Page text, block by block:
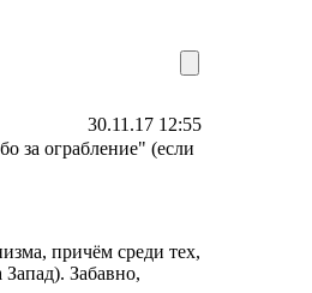
30.11.17 12:55
за ограбление" (если
причём среди тех,
Забавно,